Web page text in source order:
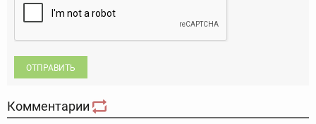
ОТПРАВИТЬ
Комментарии